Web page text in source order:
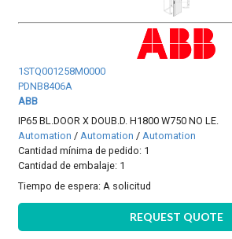
1STQ001258M0000
PDNB8406A
ABB
IP65 BL.DOOR X DOUB.D. H1800 W750 NO LE.
Automation /Automation /Automation
Cantidad mínima de pedido: 1
Cantidad de embalaje: 1
Tiempo de espera: A solicitud
REQUEST QUOTE